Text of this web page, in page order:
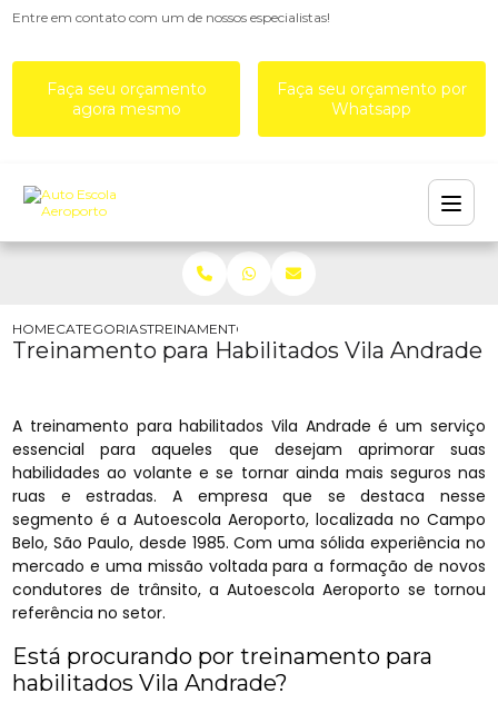
Entre em contato com um de nossos especialistas!
Faça seu orçamento
agora mesmo
Faça seu orçamento por
Whatsapp
HOMECATEGORIASTREINAMENTO PARA HABILITADOS VILA ANDRADE
Treinamento para Habilitados Vila Andrade
A treinamento para habilitados Vila Andrade é um serviço
essencial para aqueles que desejam aprimorar suas
habilidades ao volante e se tornar ainda mais seguros nas
ruas e estradas. A empresa que se destaca nesse
segmento é a Autoescola Aeroporto, localizada no Campo
Belo, São Paulo, desde 1985. Com uma sólida experiência no
mercado e uma missão voltada para a formação de novos
condutores de trânsito, a Autoescola Aeroporto se tornou
referência no setor.
Está procurando por treinamento para
habilitados Vila Andrade?